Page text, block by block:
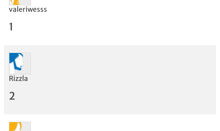
valeriwesss
1
Rizzla
2